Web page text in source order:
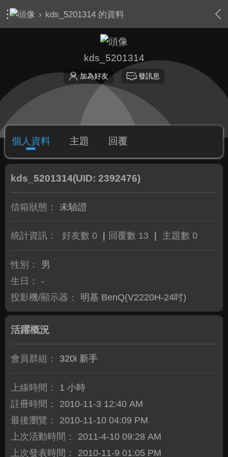
› kds_5201314 的資料
kds_5201314
加為好友 發訊息
個人資料 主題 回覆
kds_5201314(UID: 2392476)
信箱狀態： 未驗證
統計資訊： 好友數 0 回覆數 13 主題數 0
性別：
男
生日：
-
投影機/顯示器：
明基 BenQ(V2220H-24吋)
活躍概況
會員群組： 320i 新手
上線時間：
1 小時
註冊時間：
2010-11-3 12:40 AM
最後瀏覽：
2010-11-10 04:09 PM
上次活動時間：
2011-4-10 09:28 AM
上次發表時間：
2010-11-9 01:05 PM